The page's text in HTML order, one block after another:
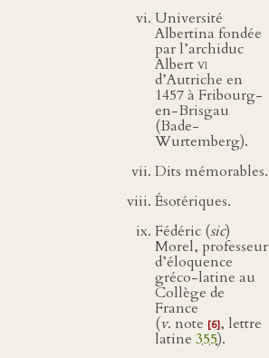
Université
Albertina fondée
par l’archiduc
Albertvi
d’Autriche en
1457 à Fribourg-
en-Brisgau
(Bade-
Wurtemberg).
Dits mémorables.
Ésotériques.
Fédéric (sic)
Morel, professeur
d’éloquence
gréco-latine au
Collège de
France
(v. note [6], lettre
latine 355).